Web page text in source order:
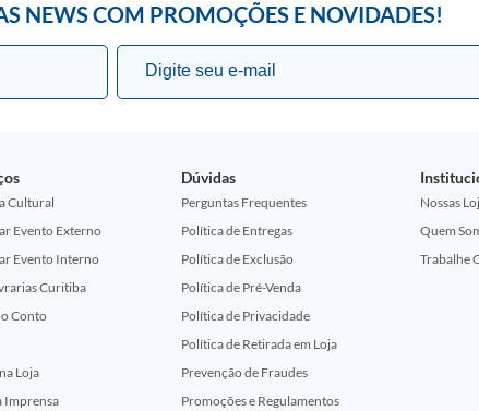
NEWS COM PROMOÇÕES E NOVIDADES!
Cultural
Evento Externo
Evento Interno
Curitiba
Conto
Loja
Imprensa
Dúvidas
Perguntas Frequentes
Política de Entregas
Política de Exclusão
Política de Pré-Venda
Política de Privacidade
Política de Retirada em Loja
Prevenção de Fraudes
Promoções e Regulamentos
Nossas
Quem
Trabalhe